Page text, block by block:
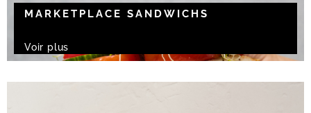
MARKETPLACE SANDWICHS
Voir plus